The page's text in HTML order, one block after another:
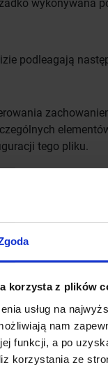
korzysta z plików
usług na
nam
funkcji, a po
korzystania ze
wykonywana
podleagają
tego pliku.
sterować
gdzie powstaje
logowanie…).
serwisu dla
wraz z
o
go w wynikach